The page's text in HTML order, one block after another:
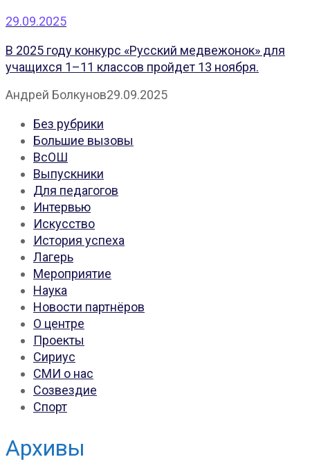
29.09.2025
В 2025 году конкурс «Русский медвежонок» для
учащихся 1–11 классов пройдет 13 ноября.
Андрей Болкунов29.09.2025
Без рубрики
Большие вызовы
ВсОШ
Выпускники
Для педагогов
Интервью
Искусство
История успеха
Лагерь
Мероприятие
Наука
Новости партнёров
О центре
Проекты
Сириус
СМИ о нас
Созвездие
Спорт
Архивы